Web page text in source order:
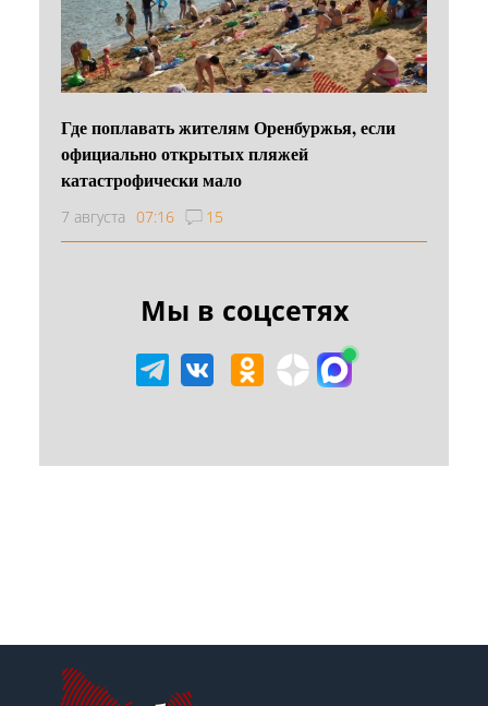
Где поплавать жителям Оренбуржья, если
официально открытых пляжей
катастрофически мало
7 августа 07:16 15
Мы в соцсетях